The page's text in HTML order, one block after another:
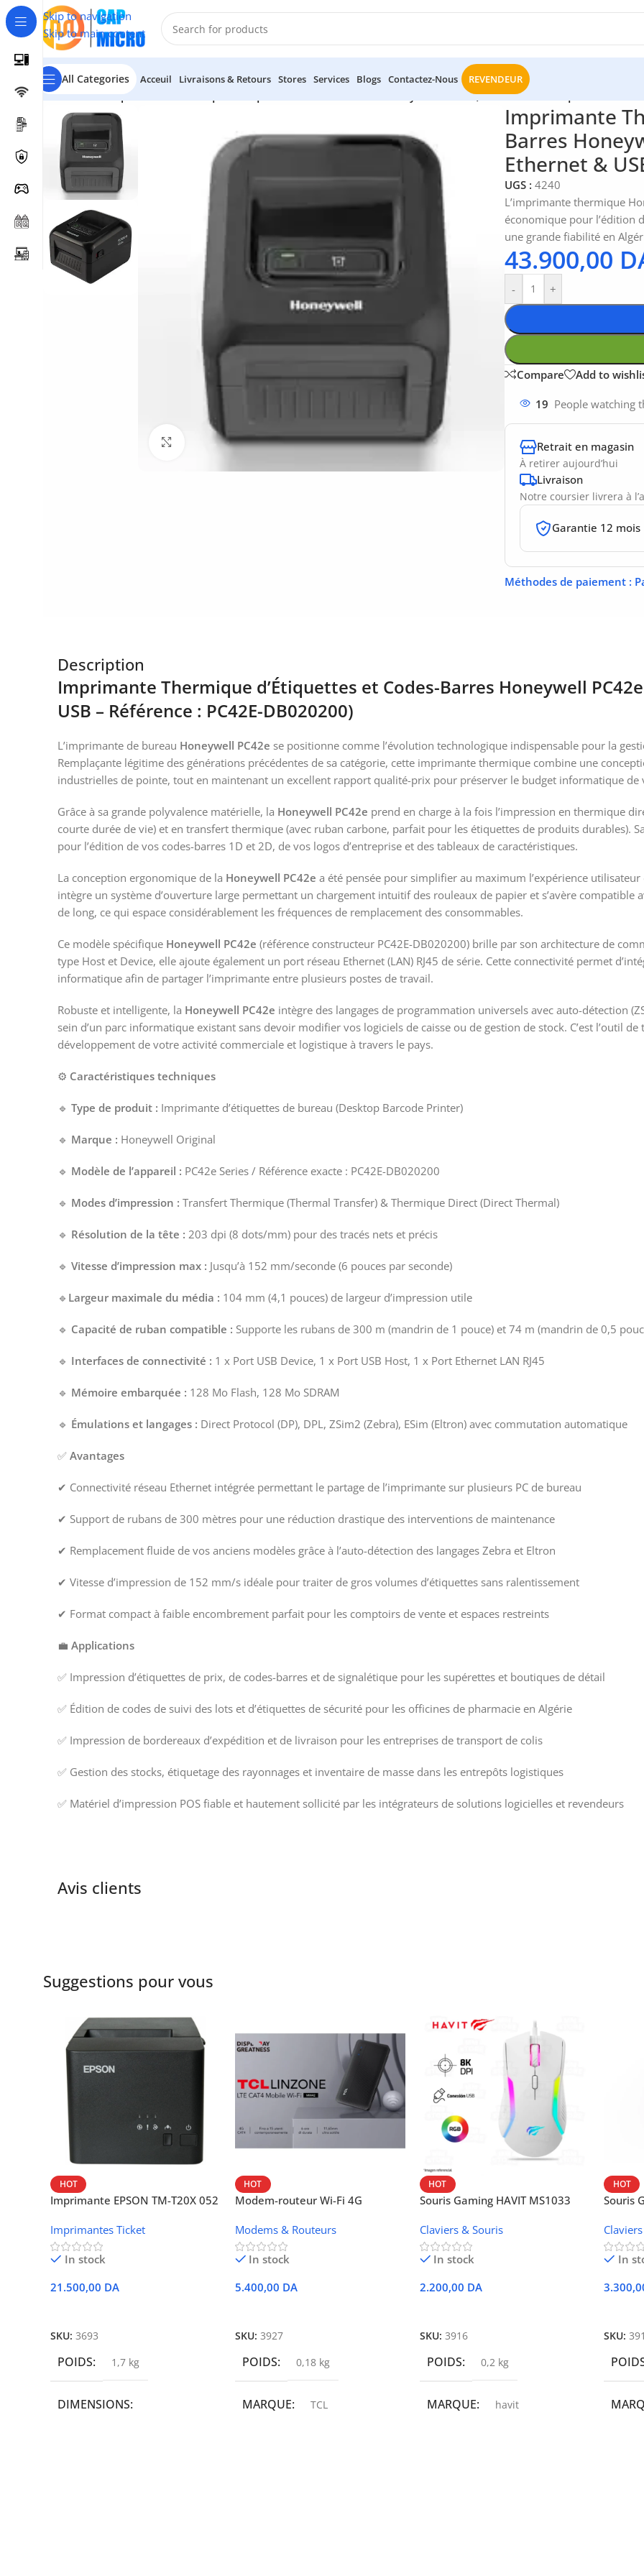
Skip to navigation
Skip to main content
All Categories Acceuil Livraisons & Retours Stores Services Blogs Contactez-Nous REVENDEUR
Accueil/POS/Imprimante Thermique d’Étiquettes et Codes-Barres Honeywell PC42e (Modèle Économique Ethernet &
Click to enlarge
Imprimante
Barres
Ethernet &
UGS : 4240
L’imprimante thermique
économique pour l’édition
une grande fiabilité en
43.900,00
- +
Compare Add to
19 People watching
Retrait en magasin
À retirer aujourd’hui
Livraison
Notre coursier livrera à
Garantie 12 mois
Méthodes de paiement :
Description
Imprimante Thermique d’Étiquettes et Codes-Barres Honeywell
USB – Référence : PC42E-DB020200)
L’imprimante de bureau Honeywell PC42e se positionne comme l’évolution technologique indispensable pour la
Remplaçante légitime des générations précédentes de sa catégorie, cette imprimante thermique combine une
industrielles de pointe, tout en maintenant un excellent rapport qualité-prix pour préserver le budget informatique de
Grâce à sa grande polyvalence matérielle, la Honeywell PC42e prend en charge à la fois l’impression en thermique
courte durée de vie) et en transfert thermique (avec ruban carbone, parfait pour les étiquettes de produits durables).
pour l’édition de vos codes-barres 1D et 2D, de vos logos d’entreprise et des tableaux de caractéristiques.
La conception ergonomique de la Honeywell PC42e a été pensée pour simplifier au maximum l’expérience
intègre un système d’ouverture large permettant un chargement intuitif des rouleaux de papier et s’avère compatible
de long, ce qui espace considérablement les fréquences de remplacement des consommables.
Ce modèle spécifique Honeywell PC42e (référence constructeur PC42E-DB020200) brille par son architecture de
type Host et Device, elle ajoute également un port réseau Ethernet (LAN) RJ45 de série. Cette connectivité permet
informatique afin de partager l’imprimante entre plusieurs postes de travail.
Robuste et intelligente, la Honeywell PC42e intègre des langages de programmation universels avec auto-détection
sein d’un parc informatique existant sans devoir modifier vos logiciels de caisse ou de gestion de stock. C’est l’outil
développement de votre activité commerciale et logistique à travers le pays.
⚙️ Caractéristiques techniques
🔹 Type de produit : Imprimante d’étiquettes de bureau (Desktop Barcode Printer)
🔹 Marque : Honeywell Original
🔹 Modèle de l’appareil : PC42e Series / Référence exacte : PC42E-DB020200
🔹 Modes d’impression : Transfert Thermique (Thermal Transfer) & Thermique Direct (Direct Thermal)
🔹 Résolution de la tête : 203 dpi (8 dots/mm) pour des tracés nets et précis
🔹 Vitesse d’impression max : Jusqu’à 152 mm/seconde (6 pouces par seconde)
🔹 Largeur maximale du média : 104 mm (4,1 pouces) de largeur d’impression utile
🔹 Capacité de ruban compatible : Supporte les rubans de 300 m (mandrin de 1 pouce) et 74 m (mandrin de 0,5
🔹 Interfaces de connectivité : 1 x Port USB Device, 1 x Port USB Host, 1 x Port Ethernet LAN RJ45
🔹 Mémoire embarquée : 128 Mo Flash, 128 Mo SDRAM
🔹 Émulations et langages : Direct Protocol (DP), DPL, ZSim2 (Zebra), ESim (Eltron) avec commutation automatique
✅ Avantages
✔ Connectivité réseau Ethernet intégrée permettant le partage de l’imprimante sur plusieurs PC de bureau
✔ Support de rubans de 300 mètres pour une réduction drastique des interventions de maintenance
✔ Remplacement fluide de vos anciens modèles grâce à l’auto-détection des langages Zebra et Eltron
✔ Vitesse d’impression de 152 mm/s idéale pour traiter de gros volumes d’étiquettes sans ralentissement
✔ Format compact à faible encombrement parfait pour les comptoirs de vente et espaces restreints
💼 Applications
✅ Impression d’étiquettes de prix, de codes-barres et de signalétique pour les supérettes et boutiques de détail
✅ Édition de codes de suivi des lots et d’étiquettes de sécurité pour les officines de pharmacie en Algérie
✅ Impression de bordereaux d’expédition et de livraison pour les entreprises de transport de colis
✅ Gestion des stocks, étiquetage des rayonnages et inventaire de masse dans les entrepôts logistiques
✅ Matériel d’impression POS fiable et hautement sollicité par les intégrateurs de solutions logicielles et revendeurs
Avis clients
Suggestions pour vous
HOT
Imprimante EPSON TM-T20X 052
Imprimantes Ticket
In stock
21.500,00 DA
SKU: 3693
POIDS 1,7 kg
DIMENSIONS
HOT
Modem-routeur Wi-Fi 4G
Modems & Routeurs
In stock
5.400,00 DA
SKU: 3927
POIDS 0,18 kg
MARQUE TCL
HOT
Souris Gaming HAVIT MS1033
Claviers & Souris
In stock
2.200,00 DA
SKU: 3916
POIDS 0,2 kg
MARQUE havit
HOT
Souris
In
SKU: